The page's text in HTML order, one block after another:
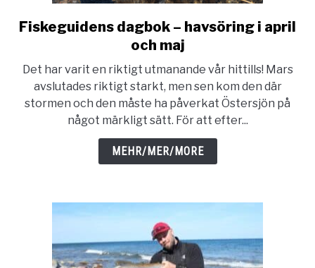
link
to
dagbok
–
havsöring
i
april
Fiskeguidens dagbok – havsöring i april
och maj
Det har varit en riktigt utmanande vår hittills! Mars
avslutades riktigt starkt, men sen kom den där
stormen och den måste ha påverkat Östersjön på
något märkligt sätt. För att efter...
MEHR/MER/MORE